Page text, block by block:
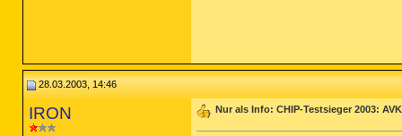
28.03.2003, 14:46
IRON Nur als Info: CHIP-Testsieger 2003: